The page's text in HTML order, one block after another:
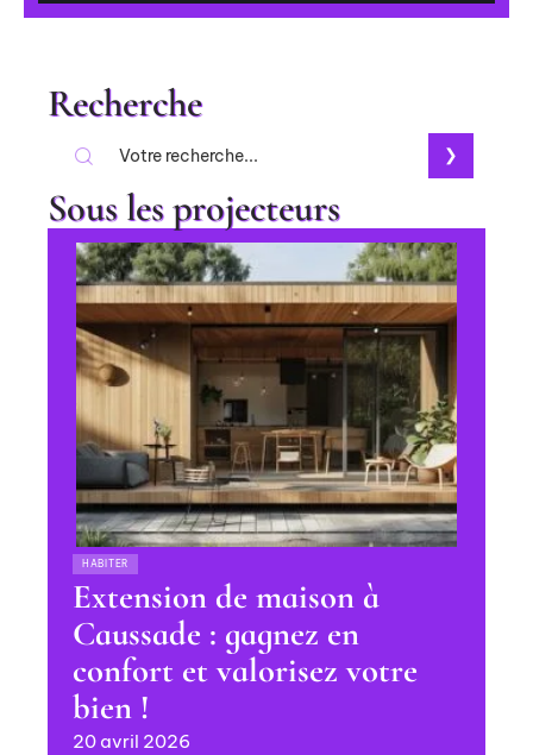
Recherche
Sous les projecteurs
HABITER
Extension de maison à
Caussade : gagnez en
confort et valorisez votre
bien !
20 avril 2026